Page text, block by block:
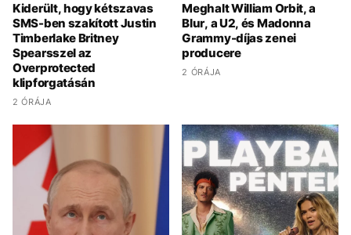
Kiderült, hogy kétszavas
SMS-ben szakított Justin
Timberlake Britney
Spearsszel az
Overprotected
klipforgatásán
2 ÓRÁJA
Meghalt William Orbit, a
Blur, a U2, és Madonna
Grammy-díjas zenei
producere
2 ÓRÁJA